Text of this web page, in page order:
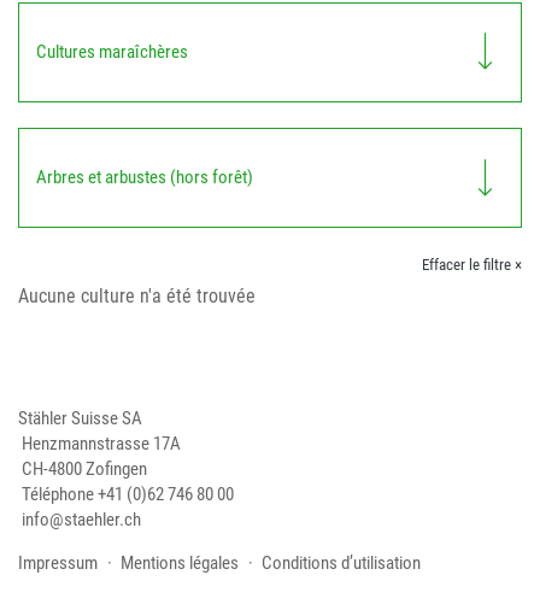
Cultures maraîchères
Arbres et arbustes (hors forêt)
Effacer le filtre ×
Aucune culture n'a été trouvée
Stähler Suisse SA
Henzmannstrasse 17A
CH-4800 Zofingen
Téléphone+41 (0)62 746 80 00
info@staehler.ch
Impressum
Mentions légales Conditions d’utilisation